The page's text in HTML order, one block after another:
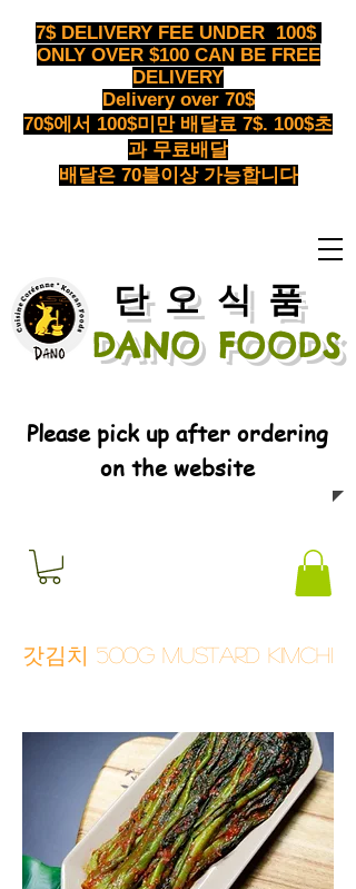
7$ DELIVERY FEE UNDER 100$
ONLY OVER $100 CAN BE FREE
DELIVERY
Delivery over 70$
70$에서 100$미만 배달료 7$. 100$초
과 무료배달
배달은 70불이상 가능합니다
​단오식품
DANO FOODS
Please pick up after ordering
on the website
갓김치 500g Mustard kimchi